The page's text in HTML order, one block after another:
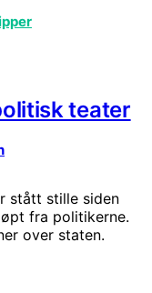
teater
stått stille siden
fra politikerne.
over staten.